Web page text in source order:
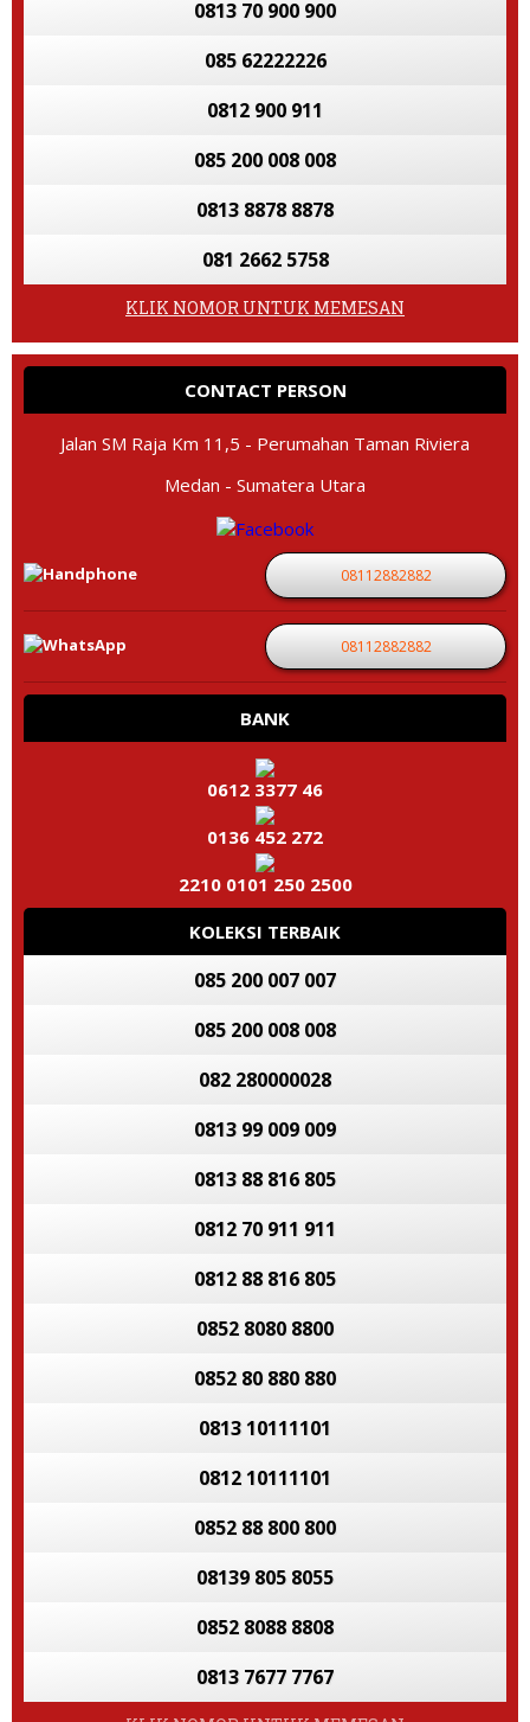
0813 70 900 900
085 62222226
0812 900 911
085 200 008 008
0813 8878 8878
081 2662 5758
KLIK NOMOR UNTUK MEMESAN
CONTACT PERSON
Jalan SM Raja Km 11,5 - Perumahan Taman Riviera
Medan - Sumatera Utara
08112882882
08112882882
BANK
0612 3377 46
0136 452 272
2210 0101 250 2500
KOLEKSI TERBAIK
085 200 007 007
085 200 008 008
082 280000028
0813 99 009 009
0813 88 816 805
0812 70 911 911
0812 88 816 805
0852 8080 8800
0852 80 880 880
0813 10111101
0812 10111101
0852 88 800 800
08139 805 8055
0852 8088 8808
0813 7677 7767